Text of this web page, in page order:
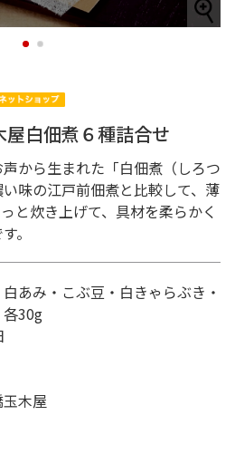
1 2
白佃煮６種詰合せ
から生まれた「白佃煮（しろつ
味の江戸前佃煮と比較して、薄
と炊き上げて、具材を柔らかく
。
あみ・こぶ豆・白きゃらぶき・
30g
木屋